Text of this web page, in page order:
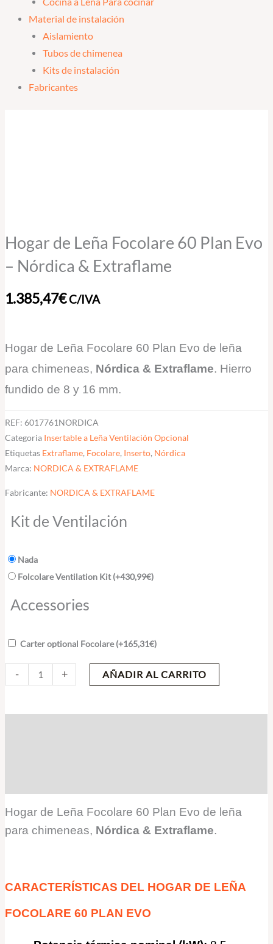
Material de instalación
Aislamiento
Tubos de chimenea
Kits de instalación
Fabricantes
Hogar de Leña Focolare 60 Plan Evo
– Nórdica & Extraflame
1.385,47€C/IVA
Hogar de Leña Focolare 60 Plan Evo de leña
para chimeneas, Nórdica & Extraflame. Hierro
fundido de 8 y 16 mm.
REF:6017761NORDICA
Categoria Insertable a Leña Ventilación Opcional
Etiquetas Extraflame, Focolare, Inserto, Nórdica
Marca: NORDICA & EXTRAFLAME
Fabricante: NORDICA & EXTRAFLAME
Kit de Ventilación
Nada
Folcolare Ventilation Kit(+430,99€)
Accessories
Carter optional Focolare(+165,31€)
-
-
Nórdica
&
cantidad
+ AÑADIR AL CARRITO
Hogar de Leña Focolare 60 Plan Evo de leña
para chimeneas, Nórdica & Extraflame.
CARACTERÍSTICAS DEL HOGAR DE LEÑA
FOCOLARE 60 PLAN EVO